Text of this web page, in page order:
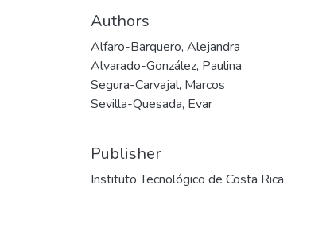
Authors
Alfaro-Barquero, Alejandra
Alvarado-González, Paulina
Segura-Carvajal, Marcos
Sevilla-Quesada, Evar
Publisher
Instituto Tecnológico de Costa Rica